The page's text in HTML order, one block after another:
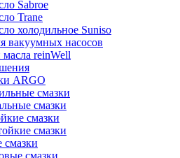
Sabroe
Trane
холодильное Suniso
вакуумных насосов
reinWell
ARGO
смазки
смазки
смазки
смазки
смазки